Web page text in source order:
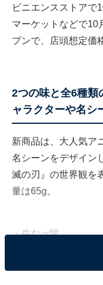
ビニエンスストアで
マーケットなどで10
プンで、店頭想定価
2つの味と全6種類
ャラクターや名シ
新商品は、大人気ア
名シーンをデザイン
滅の刃』の世界観を
量は65g。
・牛なべ味